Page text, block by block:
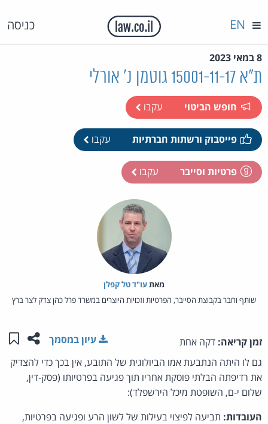
כניסה EN
8 במאי 2023
ת"א 15001-11-17 גוטמן נ' אורלי
חופש הביטוי עקבו
פייסבוק ורשתות חברתיות עקבו
פרטיות וסייבר עקבו
מאת‏עו"ד טל קפלן
שותף וחבר בקבוצת הסייבר, הפרטיות וזכויות היוצרים במשרד פרל כהן צדק לצר ברץ
זמן קריאה: דקה אחת שתפו
עיון במסמך
גם לו היתה הנתבעת אמו הביולוגית של התובע, אין בכך כדי להצדיק
את רדיפתה הבלתי פוסקת אחריו תוך פגיעה בפרטיותו (פסק-דין,
שלום י-ם, השופטת מיכל הירשפלד):
העובדות: תביעה לפיצוי בעילות של לשון הרע ופגיעה בפרטיות,